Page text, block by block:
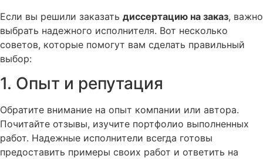
Если вы решили заказать диссертацию на заказ, важно
выбрать надежного исполнителя. Вот несколько
советов, которые помогут вам сделать правильный
выбор:
1. Опыт и репутация
Обратите внимание на опыт компании или автора.
Почитайте отзывы, изучите портфолио выполненных
работ. Надежные исполнители всегда готовы
предоставить примеры своих работ и ответить на